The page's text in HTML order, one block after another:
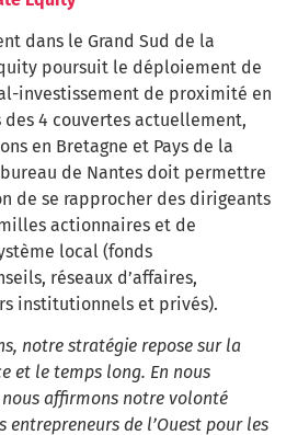
dans le Grand Sud de la
poursuit le déploiement de
investissement de proximité en
4 couvertes actuellement,
en Bretagne et Pays de la
bureau de Nantes doit permettre
de se rapprocher des dirigeants
actionnaires et de
local (fonds
réseaux d’affaires,
institutionnels et privés).
notre stratégie repose sur la
et le temps long. En nous
affirmons notre volonté
entrepreneurs de l’Ouest pour les